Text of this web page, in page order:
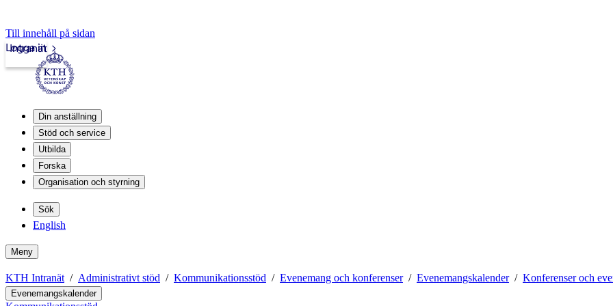
Till innehåll på sidan
Intranät
Logga in
Din anställning
Stöd och service
Utbilda
Forska
Organisation och styrning
Sök
English
Meny
KTH Intranät Administrativt stöd Kommunikationsstöd Evenemang och konferenser Evenemangskalender Konferenser och
Evenemangskalender